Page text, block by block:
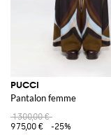
PUCCI
Pantalon femme
1 300,00 €
975,00 €
-25%